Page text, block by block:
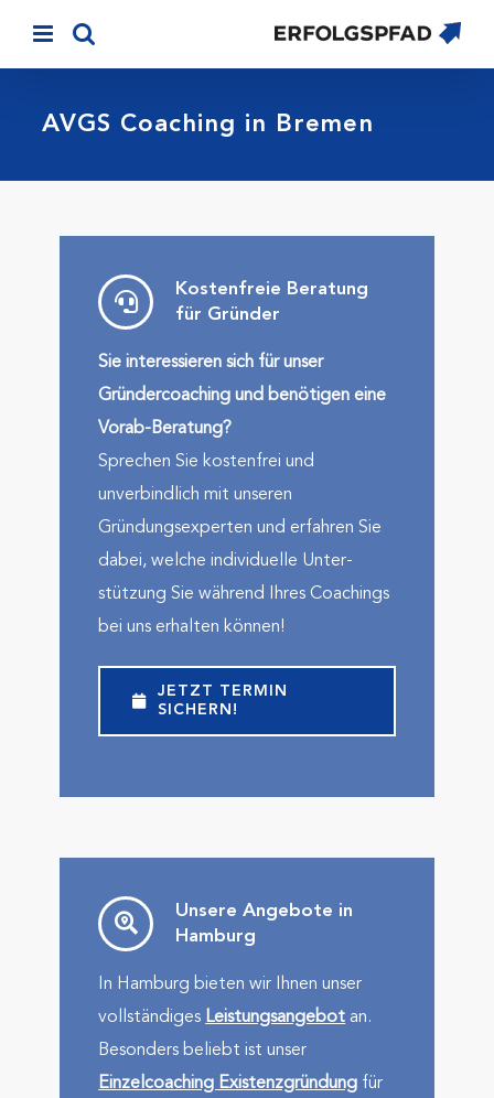
AVGS Coaching in Bremen
Kostenfreie Beratung
für Gründer
Sie interessieren sich für unser
Gründercoaching und benötigen eine
Vorab-Beratung?
Sprechen Sie kostenfrei und
unverbindlich mit unseren
Gründungsexperten und erfahren Sie
dabei, welche indivi­duelle Unter­
stützung Sie während Ihres Coachings
bei uns erhalten können!
JETZT TERMIN
SICHERN!
Unsere Angebote in
Hamburg
In Hamburg bieten wir Ihnen unser
voll­stän­diges Leistungs­angebot an.
Besonders beliebt ist unser
Einzelcoaching Existenz­gründung für